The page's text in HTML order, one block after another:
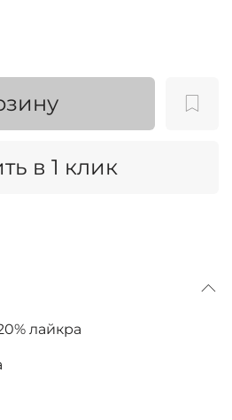
в 1 клик
лайкра